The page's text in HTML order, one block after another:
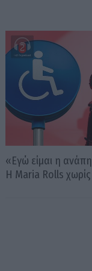
«Εγώ είμαι η
Η Maria Rolls